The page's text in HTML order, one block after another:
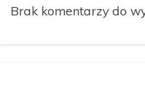
Brak komentarzy do